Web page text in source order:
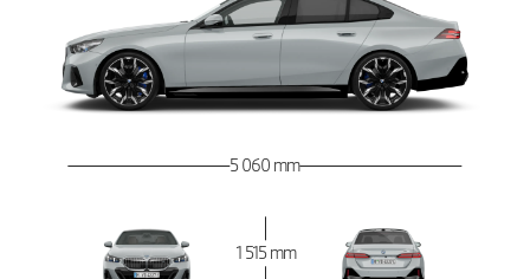
5 060 mm
1 515 mm